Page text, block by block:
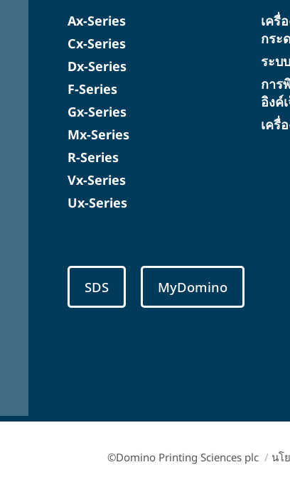
Ax-Series
Cx-Series
Dx-Series
F-Series
Gx-Series
Mx-Series
R-Series
Vx-Series
Ux-Series
เครื่
กระ
ระบ
การ
อิงค์
เครื่
SDS MyDomino
©Domino Printing Sciences plc / นโ